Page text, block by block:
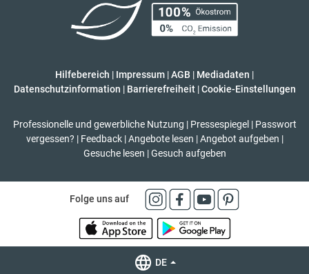
Hilfebereich | Impressum |AGB | Mediadaten |
Datenschutzinformation | Barrierefreiheit | Cookie-Einstellungen
Professionelle und gewerbliche Nutzung | Pressespiegel | Passwort
vergessen? | Feedback | Angebote lesen | Angebot aufgeben |
Gesuche lesen | Gesuch aufgeben
Folge uns auf
DE